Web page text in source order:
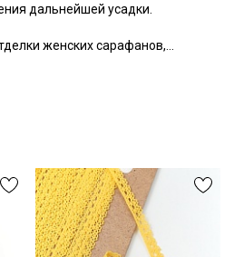
дальнейшей усадки.
женских сарафанов,
от оригинального цвета в
монитора и в зависимости от